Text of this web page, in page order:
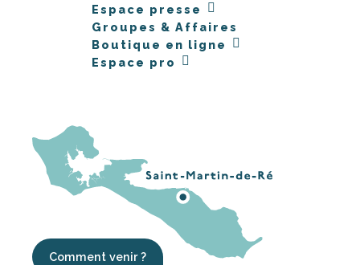
Espace presse
Groupes & Affaires
Boutique en ligne
Espace pro
Comment venir ?